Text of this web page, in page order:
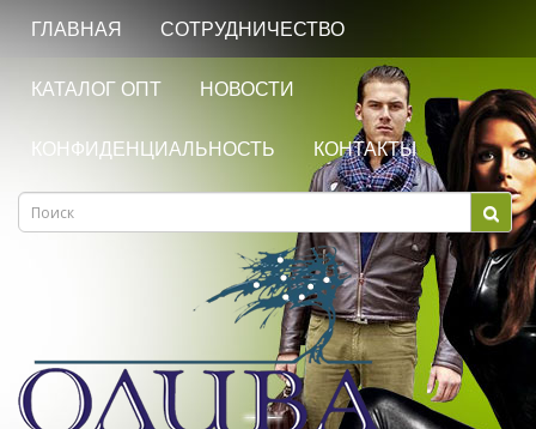
ГЛАВНАЯ СОТРУДНИЧЕСТВО
КАТАЛОГ ОПТ НОВОСТИ
КОНФИДЕНЦИАЛЬНОСТЬ КОНТАКТЫ